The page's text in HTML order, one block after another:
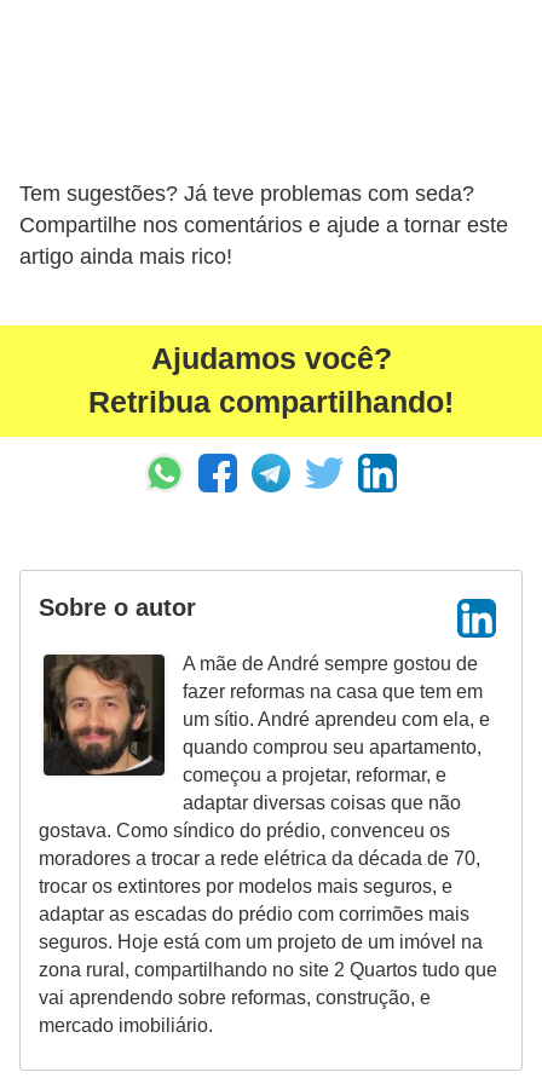
Tem sugestões? Já teve problemas com seda?
Compartilhe nos comentários e ajude a tornar este
artigo ainda mais rico!
Ajudamos você?
Retribua compartilhando!
Sobre o autor
A mãe de André sempre gostou de
fazer reformas na casa que tem em
um sítio. André aprendeu com ela, e
quando comprou seu apartamento,
começou a projetar, reformar, e
adaptar diversas coisas que não
gostava. Como síndico do prédio, convenceu os
moradores a trocar a rede elétrica da década de 70,
trocar os extintores por modelos mais seguros, e
adaptar as escadas do prédio com corrimões mais
seguros. Hoje está com um projeto de um imóvel na
zona rural, compartilhando no site 2 Quartos tudo que
vai aprendendo sobre reformas, construção, e
mercado imobiliário.